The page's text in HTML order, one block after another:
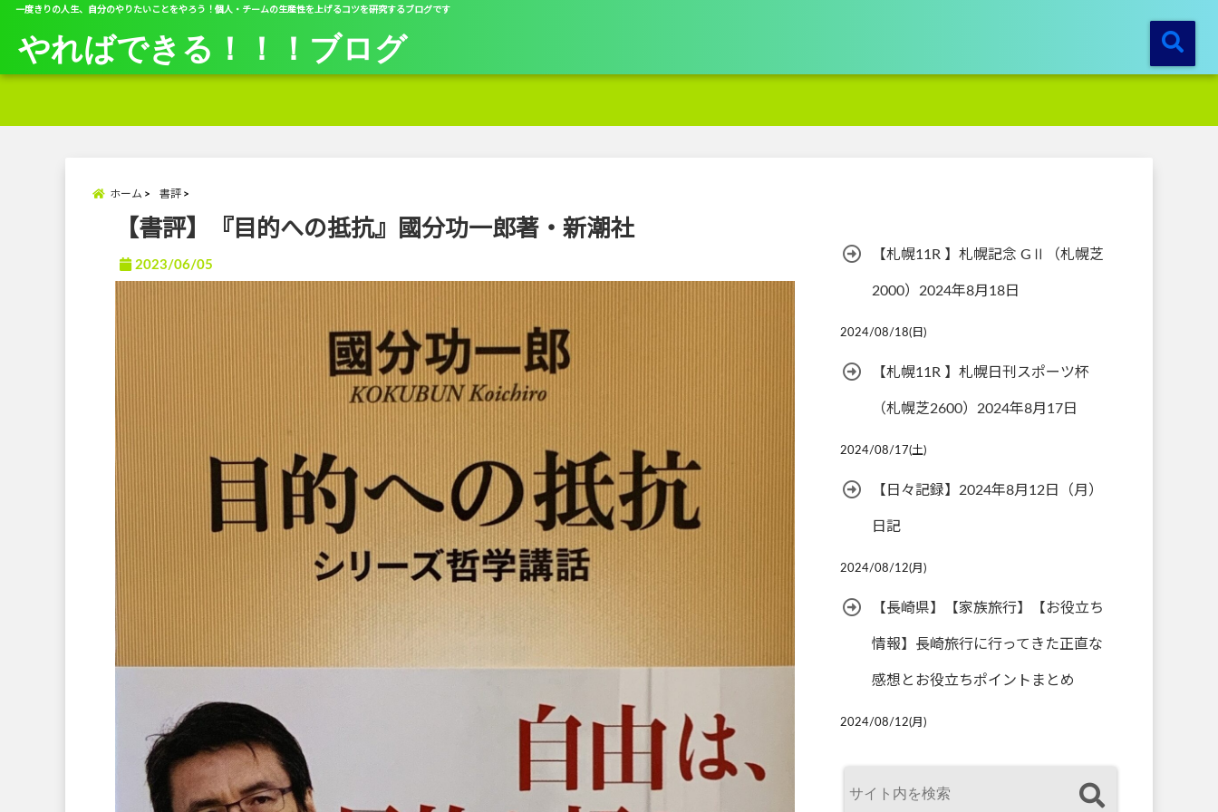
一度きりの人生、自分のやりたいことをやろう！個人・チームの生産性を上げるコツを研究するブログです
やればできる！！！ブログ
ホーム 書評
【書評】『目的への抵抗』國分功一郎著・新潮社
2023/06/05
【札幌11R 】札幌記念 GⅡ（札幌芝
2000）2024年8月18日
2024/08/18(日)
【札幌11R 】札幌日刊スポーツ杯
（札幌芝2600）2024年8月17日
2024/08/17(土)
【日々記録】2024年8月12日（月）
日記
2024/08/12(月)
【長崎県】【家族旅行】【お役立ち
情報】長崎旅行に行ってきた正直な
感想とお役立ちポイントまとめ
2024/08/12(月)